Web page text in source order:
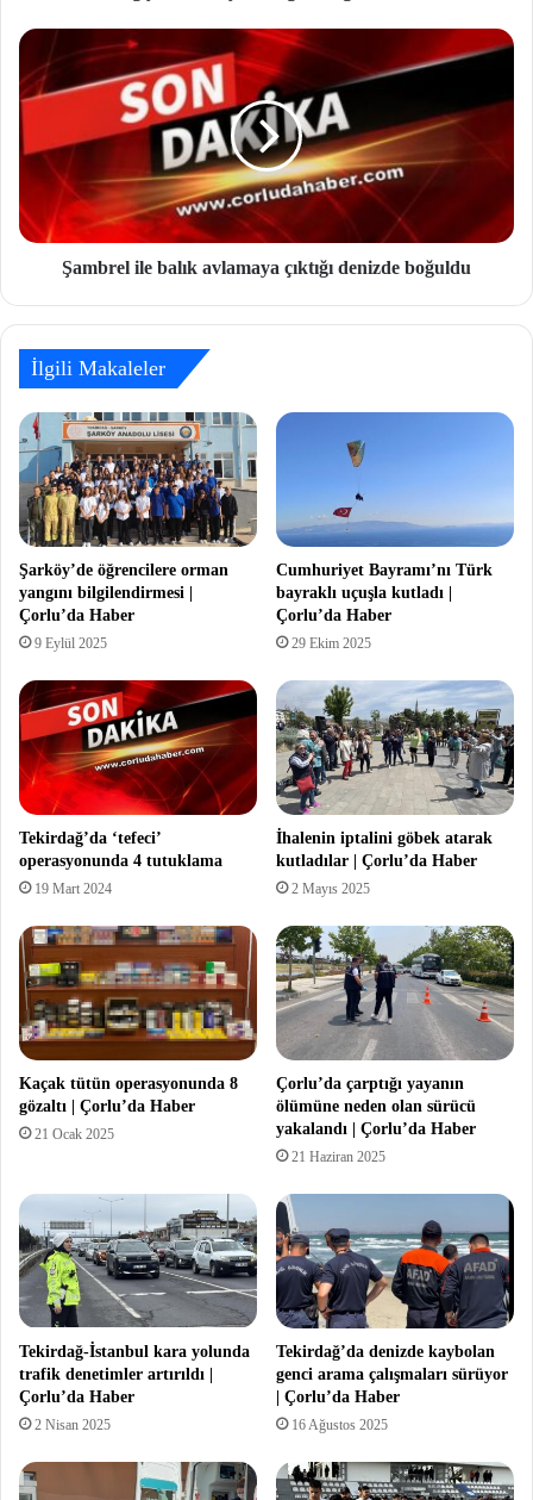
Şambrel ile balık avlamaya çıktığı denizde boğuldu
İlgili Makaleler
Şarköy’de öğrencilere orman
yangını bilgilendirmesi |
Çorlu’da Haber
9 Eylül 2025
Cumhuriyet Bayramı’nı Türk
bayraklı uçuşla kutladı |
Çorlu’da Haber
29 Ekim 2025
Tekirdağ’da ‘tefeci’
operasyonunda 4 tutuklama
19 Mart 2024
İhalenin iptalini göbek atarak
kutladılar | Çorlu’da Haber
2 Mayıs 2025
Kaçak tütün operasyonunda 8
gözaltı | Çorlu’da Haber
21 Ocak 2025
Çorlu’da çarptığı yayanın
ölümüne neden olan sürücü
yakalandı | Çorlu’da Haber
21 Haziran 2025
Tekirdağ-İstanbul kara yolunda
trafik denetimler artırıldı |
Çorlu’da Haber
2 Nisan 2025
Tekirdağ’da denizde kaybolan
genci arama çalışmaları sürüyor
| Çorlu’da Haber
16 Ağustos 2025